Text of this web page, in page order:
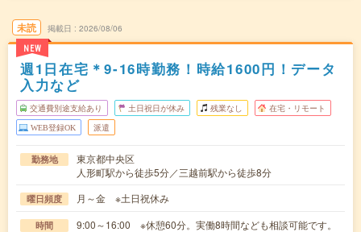
未読
NEW
掲載日 2026/08/06
週1日在宅＊9-16時勤務！時給1600円！データ
入力など
交通費別途支給あり 土日祝日が休み 残業なし 在宅・リモート
WEB登録OK 派遣
勤務地
東京都中央区
人形町駅から徒歩5分／三越前駅から徒歩8分
曜日頻度 月～金 ※土日祝休み
時間 9:00～16:00 ※休憩60分。実働8時間なども相談可能です。